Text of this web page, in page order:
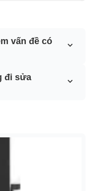
vấn đề có
đi sửa